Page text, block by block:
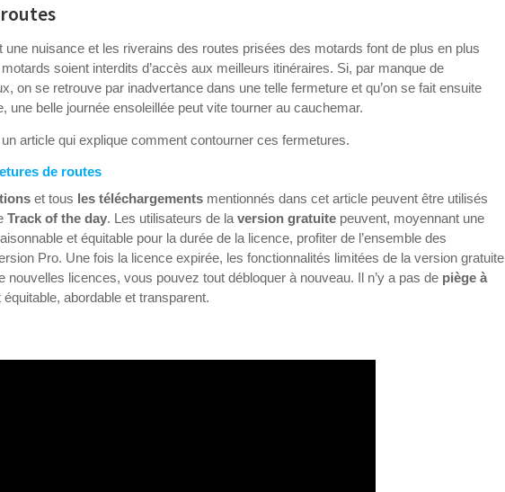
une nuisance et les riverains des routes prisées des motards font de plus en plus
soient interdits d’accès aux meilleurs itinéraires. Si, par manque de
on se retrouve par inadvertance dans une telle fermeture et qu’on se fait ensuite
une belle journée ensoleillée peut vite tourner au cauchemar.
article qui explique comment contourner ces fermetures.
de routes
et tous les téléchargements mentionnés dans cet article peuvent être utilisés
Track of the day. Les utilisateurs de laversion gratuite peuvent, moyennant une
et équitable pour la durée de la licence, profiter de l’ensemble des
Pro. Une fois la licence expirée, les fonctionnalités limitées de la version gratuite
nouvelles licences, vous pouvez tout débloquer à nouveau. Il n’y a pas de piège à
équitable, abordable et transparent.